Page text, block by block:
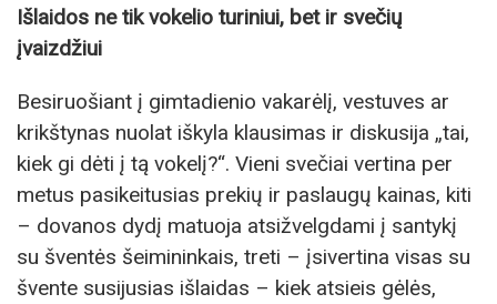
Išlaidos ne tik vokelio turiniui, bet ir svečių
įvaizdžiui
Besiruošiant į gimtadienio vakarėlį, vestuves ar
krikštynas nuolat iškyla klausimas ir diskusija „tai,
kiek gi dėti į tą vokelį?“. Vieni svečiai vertina per
metus pasikeitusias prekių ir paslaugų kainas, kiti
– dovanos dydį matuoja atsižvelgdami į santykį
su šventės šeimininkais, treti – įsivertina visas su
švente susijusias išlaidas – kiek atsieis gėlės,